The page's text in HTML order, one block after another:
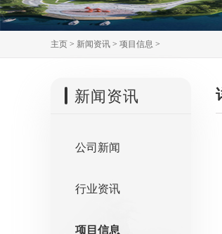
主页 > 新闻资讯 > 项目信息 >
新闻资讯
公司新闻
行业资讯
项目信息